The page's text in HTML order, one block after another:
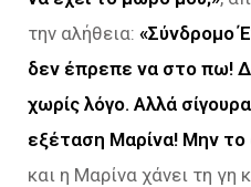
την αλήθεια: «Σύνδρομο
δεν έπρεπε να στο πω!
χωρίς λόγο. Αλλά
εξέταση Μαρίνα! Μην το
και η Μαρίνα χάνει τη